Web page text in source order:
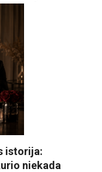
istorija:
niekada